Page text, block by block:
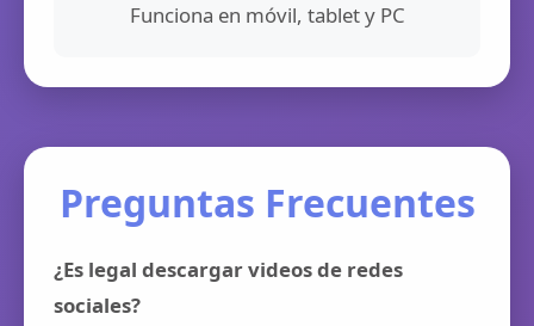
Funciona en móvil, tablet y PC
Preguntas Frecuentes
¿Es legal descargar videos de redes
sociales?